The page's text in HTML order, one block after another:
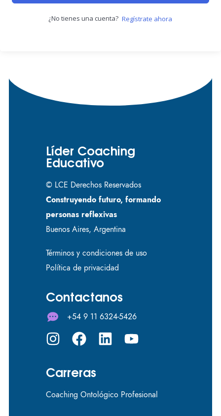
¿No tienes una cuenta? Regístrate ahora
Líder Coaching
Educativo
© LCE Derechos Reservados
Construyendo futuro, formando
personas reflexivas
Buenos Aires, Argentina
Términos y condiciones de uso
Política de privacidad
Contactanos
+54 9 11 6324-5426
Carreras
Coaching Ontológico Profesional